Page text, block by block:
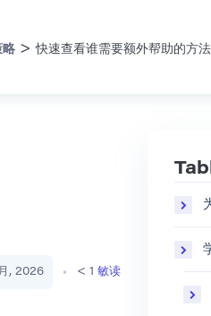
略 >快速查看谁需要额外帮助的方法
, 2026 < 1 敏读